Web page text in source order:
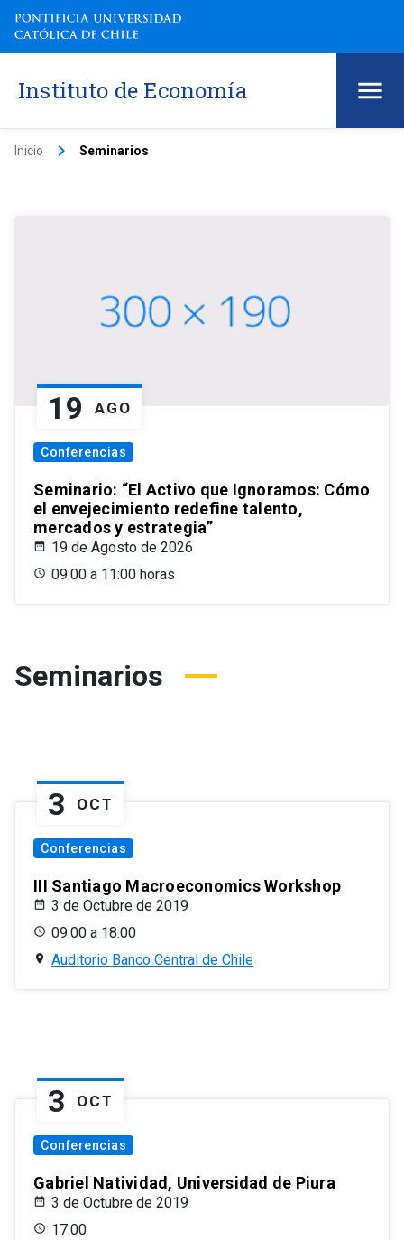
Instituto de Economía
Inicio keyboard_arrow_right Seminarios
19 AGO
Conferencias
Seminario: “El Activo que Ignoramos: Cómo
el envejecimiento redefine talento,
mercados y estrategia”
19 de Agosto de 2026
09:00 a 11:00 horas
Seminarios
3 OCT
Conferencias
III Santiago Macroeconomics Workshop
3 de Octubre de 2019
09:00 a 18:00
Auditorio Banco Central de Chile
3 OCT
Conferencias
Gabriel Natividad, Universidad de Piura
3 de Octubre de 2019
17:00